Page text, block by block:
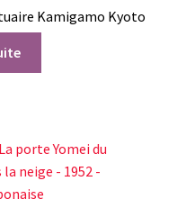
Kamigamo Kyoto